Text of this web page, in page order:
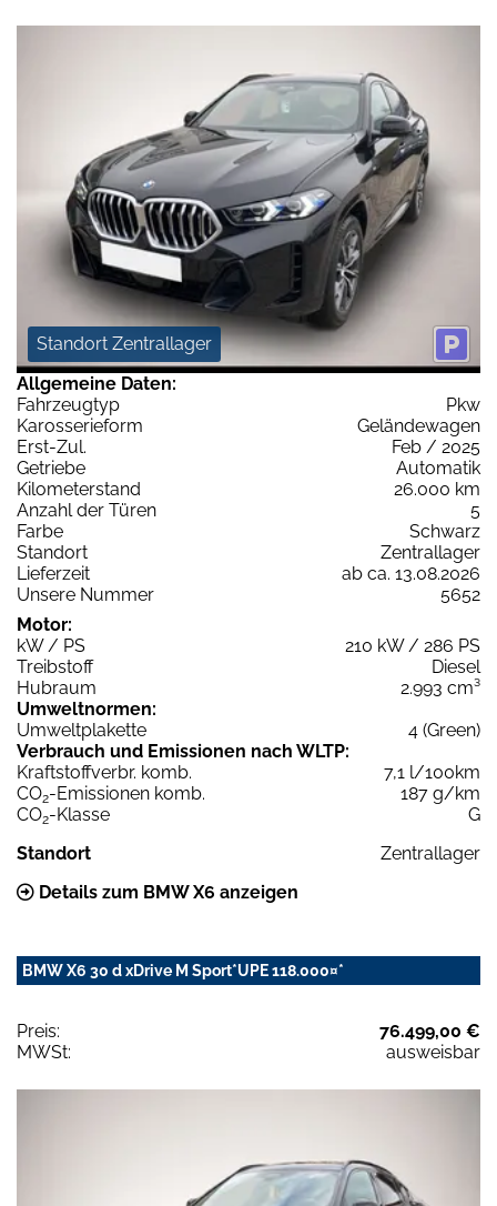
Standort Zentrallager
Allgemeine Daten:
Fahrzeugtyp
Pkw
Karosserieform
Geländewagen
Erst-Zul.
Feb / 2025
Getriebe
Automatik
Kilometerstand
26.000 km
Anzahl der Türen
5
Farbe
Schwarz
Standort
Zentrallager
Lieferzeit
ab ca. 13.08.2026
Unsere Nummer
5652
Motor:
kW / PS
210 kW / 286 PS
Treibstoff
Diesel
Hubraum
2.993 cm³
Umweltnormen:
Umweltplakette
4 (Green)
Verbrauch und Emissionen nach WLTP:
Kraftstoffverbr. komb.
7,1 l/100km
CO2-Emissionen komb.
187 g/km
CO2-Klasse
G
Standort
Zentrallager
Details zum BMW X6 anzeigen
BMW X6 30 d xDrive M Sport*UPE 118.000¤*
Preis:
76.499,00 €
MWSt:
ausweisbar